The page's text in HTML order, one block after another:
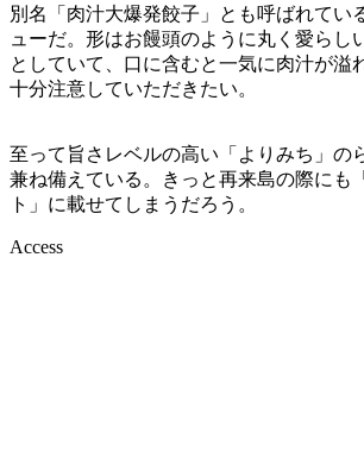
別名「肉汁大爆発餃子」とも呼ばれてい
ューだ。形はお饅頭のように丸く愛らし
としていて、口に含むと一気に肉汁が溢
十分注意していただきたい。
至って旨さレベルの高い「よりみち」の
兼ね備えている。きっと再来島の際にも
ト」に載せてしまうだろう。
Access